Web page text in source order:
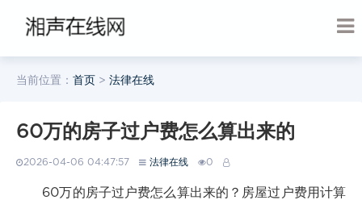
当前位置： 首页 > 法律在线
60万的房子过户费怎么算出来的
2026-04-06 04:47:57 法律在线 0
60万的房子过户费怎么算出来的？房屋过户费用计算